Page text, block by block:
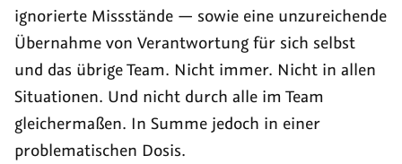
ignorierte Missstände — sowie eine unzureichende
Übernahme von Verantwortung für sich selbst
und das übrige Team. Nicht immer. Nicht in allen
Situationen. Und nicht durch alle im Team
gleichermaßen. In Summe jedoch in einer
problematischen Dosis.